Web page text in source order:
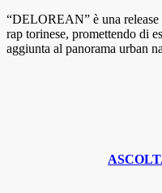
“DELOREAN” è una
rap torinese, promettendo di
aggiunta al panorama urban